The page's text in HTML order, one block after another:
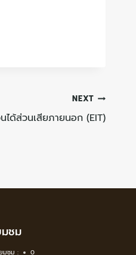
NEXT
ด้ส่วนเสียภายนอก (EIT)
ชม
มชม : 0